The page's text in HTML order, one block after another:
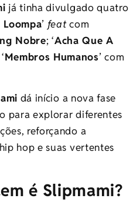
já tinha divulgado quatro
Loompa’ featcom
Nobre;‘Acha Que A
Membros Humanos’ com
dá início a nova fase
para explorar diferentes
reforçando a
hop e suas vertentes
é Slipmami?